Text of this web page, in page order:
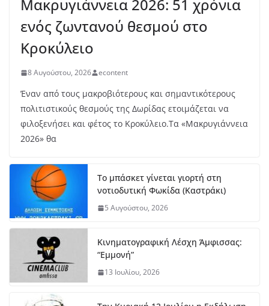
Μακρυγιάννεια 2026: 51 χρόνια
ενός ζωντανού θεσμού στο
Κροκύλειο
8 Αυγούστου, 2026 econtent
Έναν από τους μακροβιότερους και σημαντικότερους
πολιτιστικούς θεσμούς της Δωρίδας ετοιμάζεται να
φιλοξενήσει και φέτος το Κροκύλειο.Τα «Μακρυγιάννεια
2026» θα
Το μπάσκετ γίνεται γιορτή στη
νοτιοδυτική Φωκίδα (Καστράκι)
5 Αυγούστου, 2026
Κινηματογραφική Λέσχη Άμφισσας:
“Εμμονή”
13 Ιουλίου, 2026